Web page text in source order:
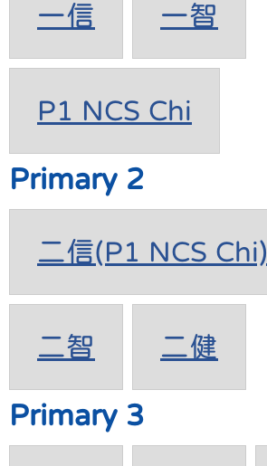
一信 一智
P1 NCS Chi
Primary 2
二信(P1 NCS Chi)
二智 二健
Primary 3